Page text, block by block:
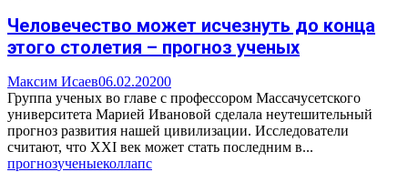
Человечество может исчезнуть до конца
этого столетия – прогноз ученых
Максим Исаев06.02.20200
Группа ученых во главе с профессором Массачусетского
университета Марией Ивановой сделала неутешительный
прогноз развития нашей цивилизации. Исследователи
считают, что XXI век может стать последним в...
прогнозученыеколлапс